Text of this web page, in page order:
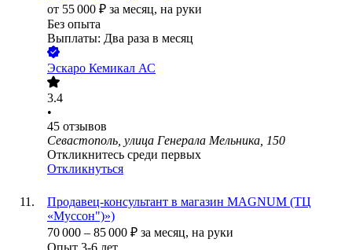
от 55 000 ₽ за месяц, на руки
Без опыта
Выплаты: Два раза в месяц
Эскаро Кемикал АС
3.4
•
45 отзывов
Севастополь, улица Генерала Мельника, 150
Откликнитесь среди первых
Откликнуться
Продавец-консультант в магазин MAGNUM (ТЦ
«Муссон")»)
70 000 – 85 000 ₽ за месяц, на руки